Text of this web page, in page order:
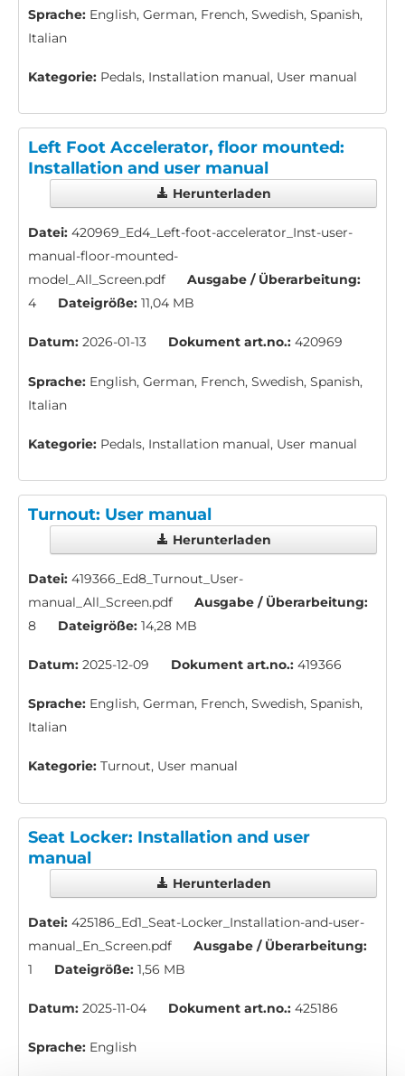
Sprache: English, German, French, Swedish, Spanish,
Italian
Kategorie: Pedals, Installation manual, User manual
Left Foot Accelerator, floor mounted:
Installation and user manual
Herunterladen
Datei: 420969_Ed4_Left-foot-accelerator_Inst-user-
manual-floor-mounted-
model_All_Screen.pdf
Ausgabe / Überarbeitung:
4
Dateigröße: 11,04 MB
Datum: 2026-01-13 Dokument art.no.: 420969
Sprache: English, German, French, Swedish, Spanish,
Italian
Kategorie: Pedals, Installation manual, User manual
Turnout: User manual
Herunterladen
Datei: 419366_Ed8_Turnout_User-
manual_All_Screen.pdf
Ausgabe / Überarbeitung:
8
Dateigröße: 14,28 MB
Datum: 2025-12-09 Dokument art.no.: 419366
Sprache: English, German, French, Swedish, Spanish,
Italian
Kategorie: Turnout, User manual
Seat Locker: Installation and user
manual
Herunterladen
Datei: 425186_Ed1_Seat-Locker_Installation-and-user-
manual_En_Screen.pdf
Ausgabe / Überarbeitung:
1
Dateigröße: 1,56 MB
Datum: 2025-11-04 Dokument art.no.: 425186
Sprache: English